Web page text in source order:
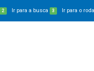
2 Ir para a busca 3 Ir para o